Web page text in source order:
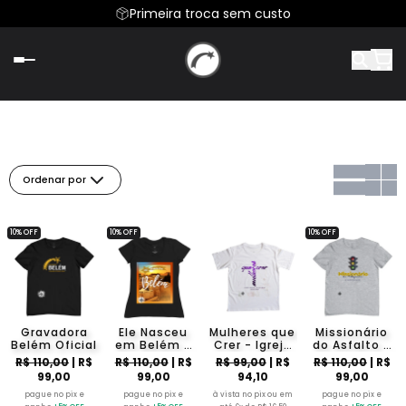
Primeira troca sem custo
Ordenar por
Gravadora
Belém Oficial
R$ 110,00 | R$
99,00
pague no pix e
10% OFF
Ele Nasceu
em Belém -
Elisangela
Falção
R$ 110,00| R$
99,00
pague no pix e
10% OFF
Mulheres que
Crer - Igreja
Belém
R$ 99,00| R$
94,10
à vista no pix ou em
Missionário
do Asfalto -
Kennedy
Lacerda
R$ 110,00| R$
99,00
pague no pix e
10% OFF